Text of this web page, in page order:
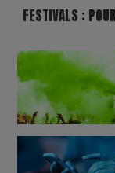
FESTIVALS :